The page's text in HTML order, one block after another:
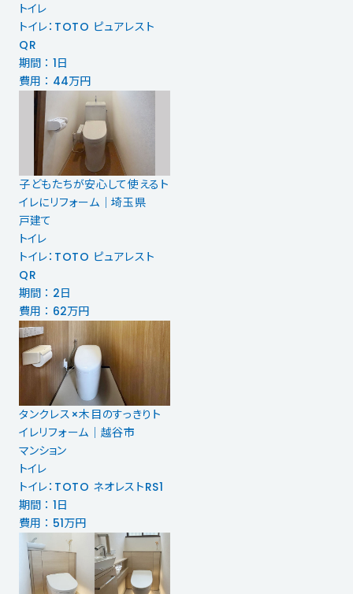
トイレ
トイレ：TOTO ピュアレスト
QR
期間 ： 1日
費用 ： 44万円
子どもたちが安心して使えるト
イレにリフォーム｜埼玉県
戸建て
トイレ
トイレ：TOTO ピュアレスト
QR
期間 ： 2日
費用 ： 62万円
タンクレス×木目のすっきりト
イレリフォーム｜越谷市
マンション
トイレ
トイレ：TOTO ネオレストRS1
期間 ： 1日
費用 ： 51万円